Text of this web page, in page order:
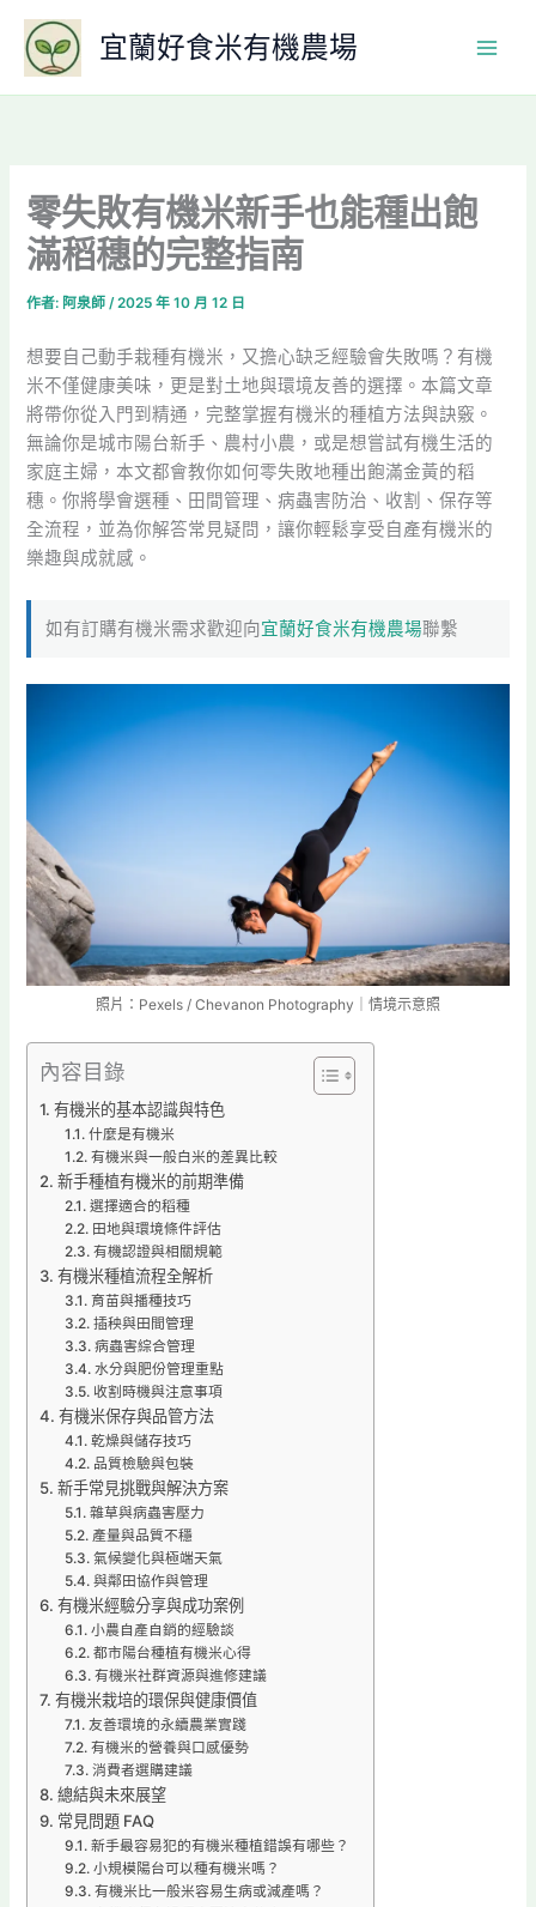
要
宜蘭好食米有機農場
零失敗有機米新手也能種出飽
滿稻穗的完整指南
作者: 阿泉師/2025 年 10 月 12 日
想要自己動手栽種有機米，又擔心缺乏經驗會失敗嗎？有機
米不僅健康美味，更是對土地與環境友善的選擇。本篇文章
將帶你從入門到精通，完整掌握有機米的種植方法與訣竅。
無論你是城市陽台新手、農村小農，或是想嘗試有機生活的
家庭主婦，本文都會教你如何零失敗地種出飽滿金黃的稻
穗。你將學會選種、田間管理、病蟲害防治、收割、保存等
全流程，並為你解答常見疑問，讓你輕鬆享受自產有機米的
樂趣與成就感。
如有訂購有機米需求歡迎向宜蘭好食米有機農場聯繫
照片：Pexels / Chevanon Photography｜情境示意照
內容目錄
有機米的基本認識與特色
什麼是有機米
有機米與一般白米的差異比較
新手種植有機米的前期準備
選擇適合的稻種
田地與環境條件評估
有機認證與相關規範
有機米種植流程全解析
育苗與播種技巧
插秧與田間管理
病蟲害綜合管理
水分與肥份管理重點
收割時機與注意事項
有機米保存與品管方法
乾燥與儲存技巧
品質檢驗與包裝
新手常見挑戰與解決方案
雜草與病蟲害壓力
產量與品質不穩
氣候變化與極端天氣
與鄰田協作與管理
有機米經驗分享與成功案例
小農自產自銷的經驗談
都市陽台種植有機米心得
有機米社群資源與進修建議
有機米栽培的環保與健康價值
友善環境的永續農業實踐
有機米的營養與口感優勢
消費者選購建議
總結與未來展望
常見問題 FAQ
新手最容易犯的有機米種植錯誤有哪些？
小規模陽台可以種有機米嗎？
有機米比一般米容易生病或減產嗎？